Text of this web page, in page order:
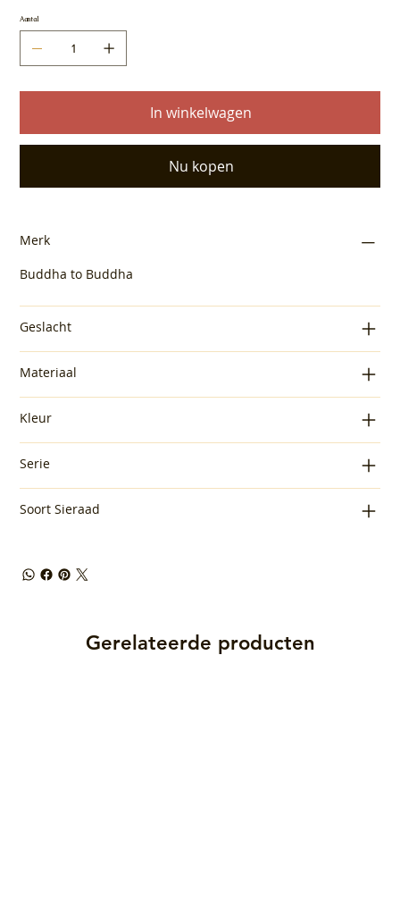
Aantal
In winkelwagen
Nu kopen
Merk
Buddha to Buddha
Geslacht
Materiaal
Kleur
Serie
Soort Sieraad
Gerelateerde producten